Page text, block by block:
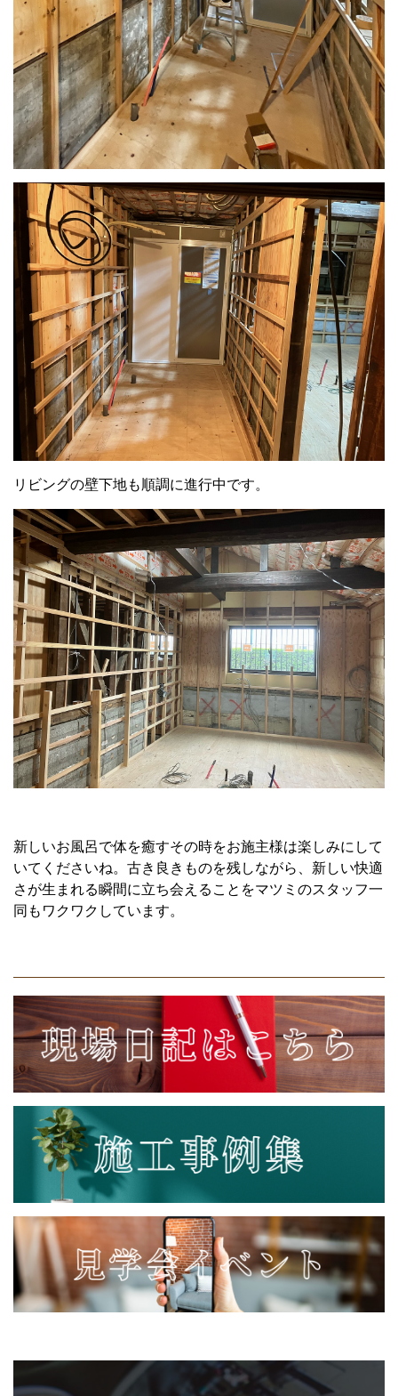
リビングの壁下地も順調に進行中です。
新しいお風呂で体を癒すその時をお施主様は楽しみにして
いてくださいね。古き良きものを残しながら、新しい快適
さが生まれる瞬間に立ち会えることをマツミのスタッフ一
同もワクワクしています。